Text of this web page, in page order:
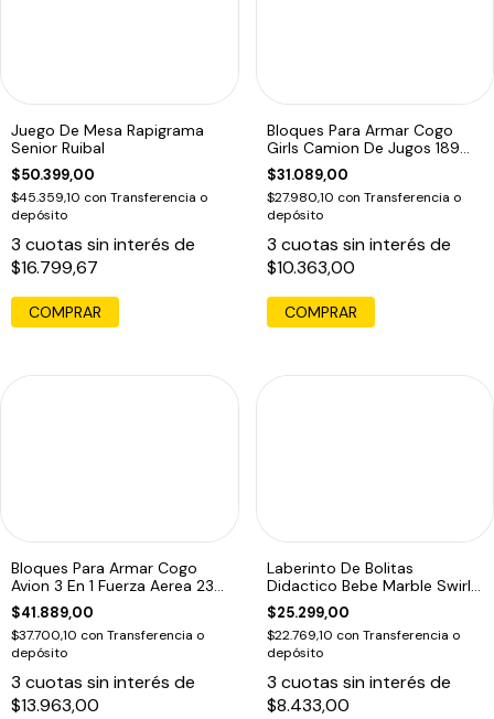
Juego De Mesa Rapigrama
Senior Ruibal
$50.399,00
$45.359,10 con Transferencia o
depósito
3 cuotas sin interés de
$16.799,67
Bloques Para Armar Cogo
Girls Camion De Jugos 189
Pzas 189 4554
$31.089,00
$27.980,10 con Transferencia o
depósito
3 cuotas sin interés de
$10.363,00
Bloques Para Armar Cogo
Avion 3 En 1 Fuerza Aerea 231
Pzas 231 3010
$41.889,00
$37.700,10 con Transferencia o
depósito
3 cuotas sin interés de
$13.963,00
Laberinto De Bolitas
Didactico Bebe Marble Swirly
Run Multicolor
$25.299,00
$22.769,10 con Transferencia o
depósito
3 cuotas sin interés de
$8.433,00